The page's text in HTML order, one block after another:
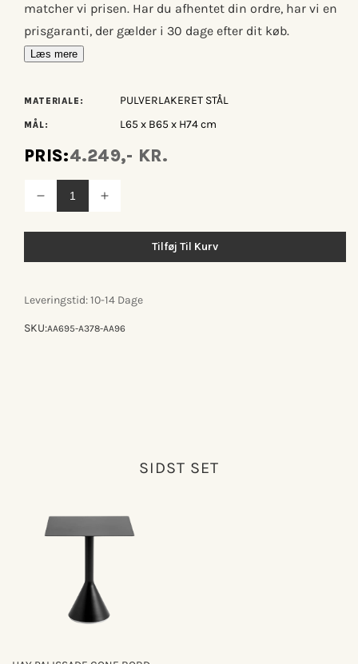
matcher vi prisen. Har du afhentet din ordre, har vi en
prisgaranti, der gælder i 30 dage efter dit køb.
Læs mere
MATERIALE: PULVERLAKERET STÅL
MÅL: L65 x B65 x H74 cm
PRIS:4.249,- KR.
Reducer
antallet
Cone
Øg
Cone
Tilføj Til Kurv
Leveringstid: 10-14 Dage
SKU:AA695-A378-AA96
SIDST SET